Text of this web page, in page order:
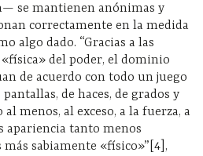
se mantienen anónimas y
correctamente en la medida
algo dado. “Gracias a las
del poder, el dominio
de acuerdo con todo un juego
de haces, de grados y
menos, al exceso, a la fuerza, a
apariencia tanto menos
más sabiamente «físico»”[4],